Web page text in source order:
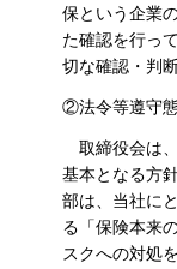
保という企業
た確認を行っ
切な確認・判
②法令等遵守態
取締役会は
基本となる方
部は、当社に
る「保険本来
スクへの対処